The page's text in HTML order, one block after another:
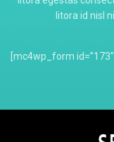
litora id nisl
[mc4wp_form id=”173″]